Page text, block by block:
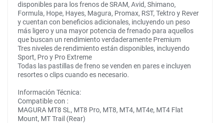
disponibles para los frenos de SRAM, Avid, Shimano,
Formula, Hope, Hayes, Magura, Promax, RST, Tektro y Rever
y cuentan con beneficios adicionales, incluyendo un peso
más ligero y una mayor potencia de frenado para aquellos
que buscan un rendimiento verdaderamente Premium
Tres niveles de rendimiento están disponibles, incluyendo
Sport, Pro y Pro Extreme
Todas las pastillas de freno se venden en pares e incluyen
resortes o clips cuando es necesario.
Información Técnica:
Compatible con :
MAGURA MT8 SL, MT8 Pro, MT8, MT4, MT4e, MT4 Flat
Mount, MT Trail (Rear)